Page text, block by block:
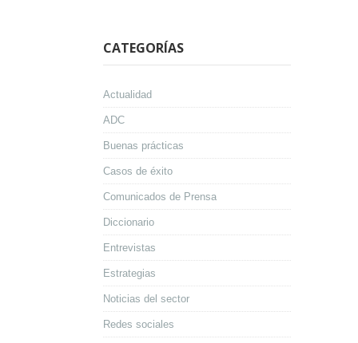
CATEGORÍAS
Actualidad
ADC
Buenas prácticas
Casos de éxito
Comunicados de Prensa
Diccionario
Entrevistas
Estrategias
Noticias del sector
Redes sociales